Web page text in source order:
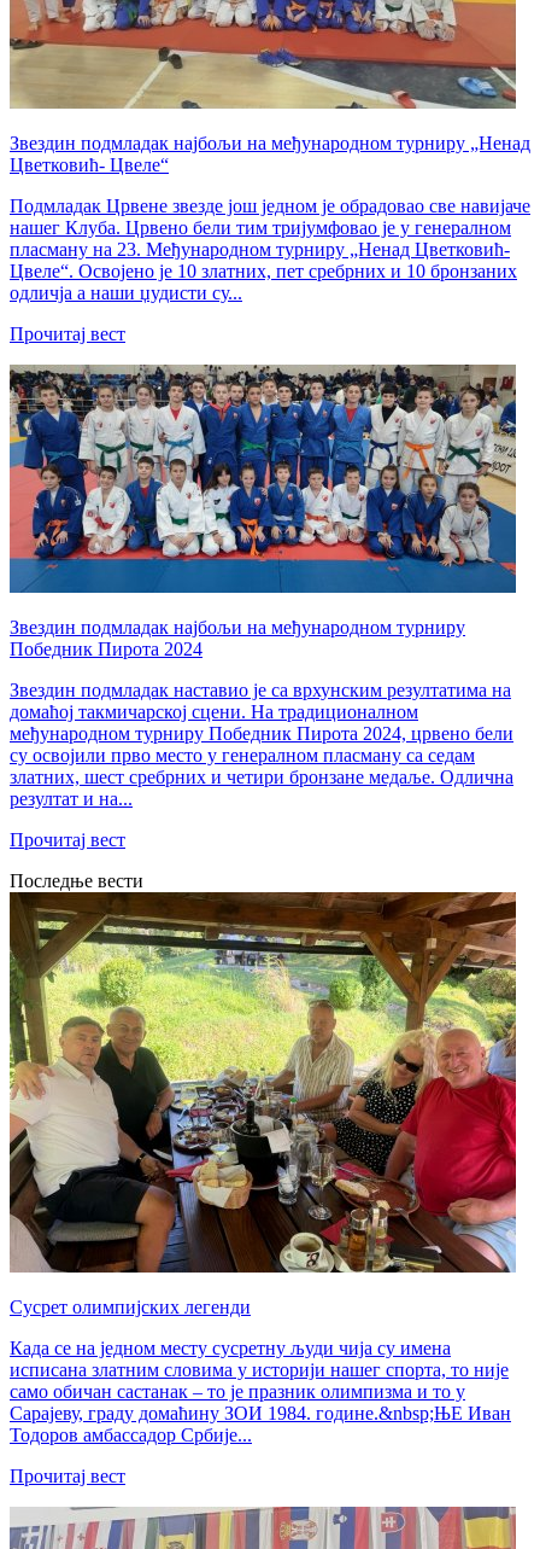
Звездин подмладак најбољи на међународном турниру „Ненад
Цветковић- Цвеле“
Подмладак Црвене звезде још једном је обрадовао све навијаче
нашег Клуба. Црвено бели тим тријумфовао је у генералном
пласману на 23. Међународном турниру „Ненад Цветковић-
Цвеле“. Освојено је 10 златних, пет сребрних и 10 бронзаних
одличја а наши џудисти су...
Прочитај вест
Звездин подмладак најбољи на међународном турниру
Победник Пирота 2024
Звездин подмладак наставио је са врхунским резултатима на
домаћој такмичарској сцени. На традиционалном
међународном турниру Победник Пирота 2024, црвено бели
су освојили прво место у генералном пласману са седам
златних, шест сребрних и четири бронзане медаље. Одлична
резултат и на...
Прочитај вест
Последње вести
Сусрет олимпијских легенди
Када се на једном месту сусретну људи чија су имена
исписана златним словима у историји нашег спорта, то није
само обичан састанак – то је празник олимпизма и то у
Сарајеву, граду домаћину ЗОИ 1984. године.&nbsp;ЊЕ Иван
Тодоров амбассадор Србије...
Прочитај вест